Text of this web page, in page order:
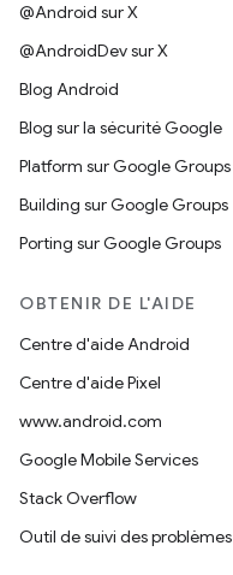
@Android sur X
@AndroidDev sur X
Blog Android
Blog sur la sécurité Google
Platform sur Google Groups
Building sur Google Groups
Porting sur Google Groups
OBTENIR DE L'AIDE
Centre d'aide Android
Centre d'aide Pixel
www.android.com
Google Mobile Services
Stack Overflow
Outil de suivi des problèmes